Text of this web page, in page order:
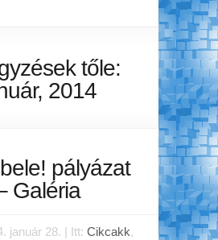
tőle:
2014
pályázat
Galéria
január 28. | Itt: Cikcakk,